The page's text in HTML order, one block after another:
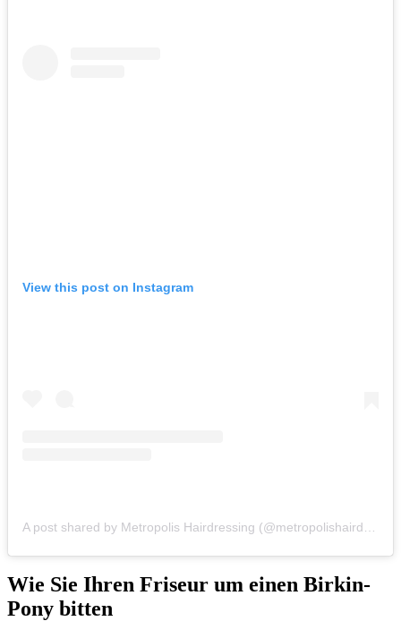
View this post on Instagram
Wie Sie Ihren Friseur um einen Birkin-
Pony bitten